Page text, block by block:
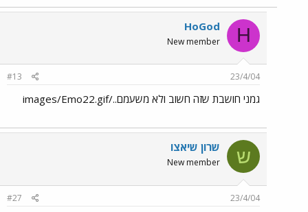
H
HoGod
New member
23/4/04
#13
גמני חושבת שזה חשוב ולא משעמם../images/Emo22.gif
ש שרון שיאצו
New member
23/4/04
#27